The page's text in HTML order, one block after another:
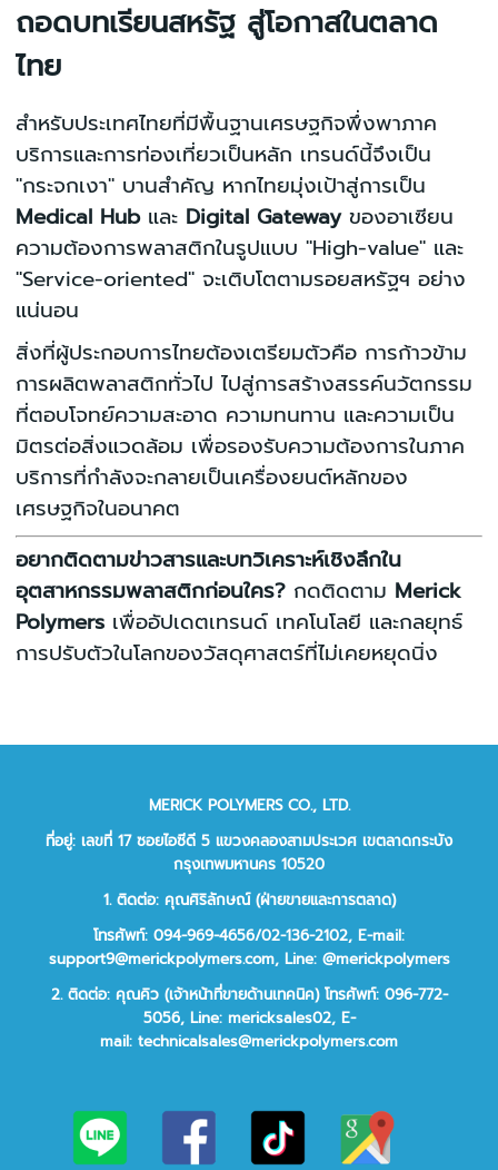
ถอดบทเรียนสหรัฐ สู่โอกาสในตลาด
ไทย
สำหรับประเทศไทยที่มีพื้นฐานเศรษฐกิจพึ่งพาภาค
บริการและการท่องเที่ยวเป็นหลัก เทรนด์นี้จึงเป็น
"กระจกเงา" บานสำคัญ หากไทยมุ่งเป้าสู่การเป็น
Medical Hubและ Digital Gatewayของอาเซียน
ความต้องการพลาสติกในรูปแบบ "High-value" และ
"Service-oriented" จะเติบโตตามรอยสหรัฐฯ อย่าง
แน่นอน
สิ่งที่ผู้ประกอบการไทยต้องเตรียมตัวคือ การก้าวข้าม
การผลิตพลาสติกทั่วไป ไปสู่การสร้างสรรค์นวัตกรรม
ที่ตอบโจทย์ความสะอาด ความทนทาน และความเป็น
มิตรต่อสิ่งแวดล้อม เพื่อรองรับความต้องการในภาค
บริการที่กำลังจะกลายเป็นเครื่องยนต์หลักของ
เศรษฐกิจในอนาคต
อยากติดตามข่าวสารและบทวิเคราะห์เชิงลึกใน
อุตสาหกรรมพลาสติกก่อนใคร? กดติดตาม Merick
Polymers เพื่ออัปเดตเทรนด์ เทคโนโลยี และกลยุทธ์
การปรับตัวในโลกของวัสดุศาสตร์ที่ไม่เคยหยุดนิ่ง
MERICK POLYMERS CO., LTD.
ที่อยู่: เลขที่ 17 ซอยไอซีดี 5 แขวงคลองสามประเวศ เขตลาดกระบัง
กรุงเทพมหานคร 10520
1. ติดต่อ: คุณศิริลักษณ์ (ฝ่ายขายและการตลาด)
โทรศัพท์: 094-969-4656/02-136-2102, E-mail:
support9@merickpolymers.com, Line: @merickpolymers
2.ติดต่อ: คุณคิว (เจ้าหน้าที่ขายด้านเทคนิค)โทรศัพท์: 096-772-
5056, Line: mericksales02, E-
mail: technicalsales@merickpolymers.com